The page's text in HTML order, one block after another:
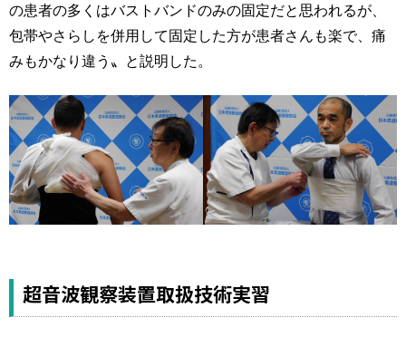
の患者の多くはバストバンドのみの固定だと思われるが、
包帯やさらしを併用して固定した方が患者さんも楽で、痛
みもかなり違う〟と説明した。
超音波観察装置取扱技術実習